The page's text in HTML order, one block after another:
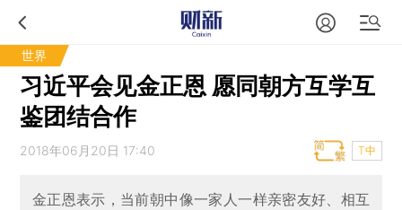
世界
习近平会见金正恩 愿同朝方互学互
鉴团结合作
2018年06月20日 17:40 T中
金正恩表示，当前朝中像一家人一样亲密友好、相互